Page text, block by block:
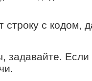
строку с кодом,
задавайте. Если